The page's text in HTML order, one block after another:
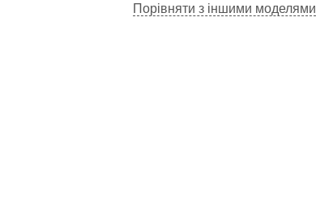
Порівняти з іншими моделями